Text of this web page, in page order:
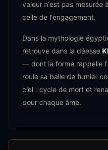
valeur n'est pas mesurée
celle de l'engagement.
Dans la mythologie
retrouve dans la déesse
— dont la forme rappelle
roule sa balle de fumier
ciel : cycle de mort et
pour chaque âme.